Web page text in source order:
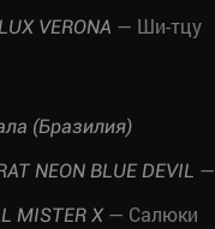
VERONA — Ши-тцу
(Бразилия)
NEON BLUE DEVIL
MISTER X— Салюки